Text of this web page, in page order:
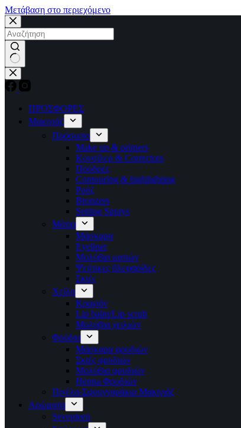
Μετάβαση στο περιεχόμενο
No
results
ΠΡΟΣΦΟΡΕΣ
Μακιγιάζ
Πρόσωπο
Make up & primers
Κονσίλερ & Correctors
Πούδρες
Contouring & highlighting
Ρούζ
Bronzers
Setting Sprays
Μάτια
Μάσκαρα
Eyeliner
Μολύβια ματιών
Ψεύτικες βλεφαρίδες
Σκιές
Χείλη
Κραγιόν
Lip balm/Lip scrub
Μολύβια χειλιών
Φρύδια
Μάσκαρα φρυδιών
Σκιές φρυδιών
Μολύβια φρυδιών
Henna Φρυδιών
Πινέλα-Σφουγγαράκια Μακιγιάζ
Αρώματα
Seventeen